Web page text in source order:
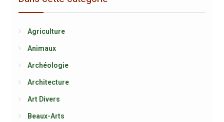
Agriculture
Animaux
Archéologie
Architecture
Art Divers
Beaux-Arts